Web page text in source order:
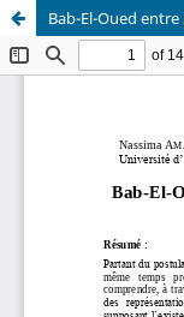
Bab-El-Oued